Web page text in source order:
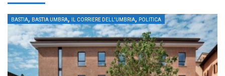
BASTIA, BASTIA UMBRA, IL CORRIERE DELL'UMBRIA, POLITICA